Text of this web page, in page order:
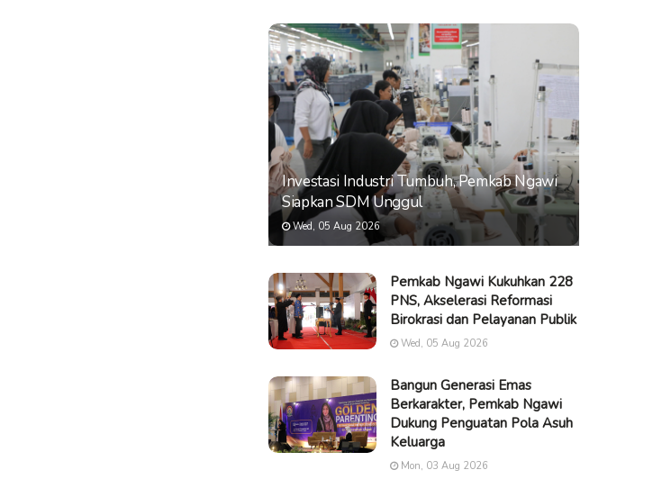
Investasi Industri Tumbuh, Pemkab Ngawi
Siapkan SDM Unggul
Wed, 05 Aug 2026
Pemkab Ngawi Kukuhkan 228
PNS, Akselerasi Reformasi
Birokrasi dan Pelayanan Publik
Wed, 05 Aug 2026
Bangun Generasi Emas
Berkarakter, Pemkab Ngawi
Dukung Penguatan Pola Asuh
Keluarga
Mon, 03 Aug 2026